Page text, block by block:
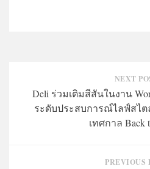
NEXT
Deli ร่วมเติมสีสันในงาน
ระดับประสบการณ์ไลฟ์สไต
เทศกาล Back
PREVIOUS